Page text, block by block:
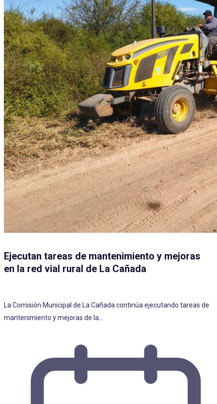
Ejecutan tareas de mantenimiento y mejoras
en la red vial rural de La Cañada
La Comisión Municipal de La Cañada continúa ejecutando tareas de
mantenimiento y mejoras de la…